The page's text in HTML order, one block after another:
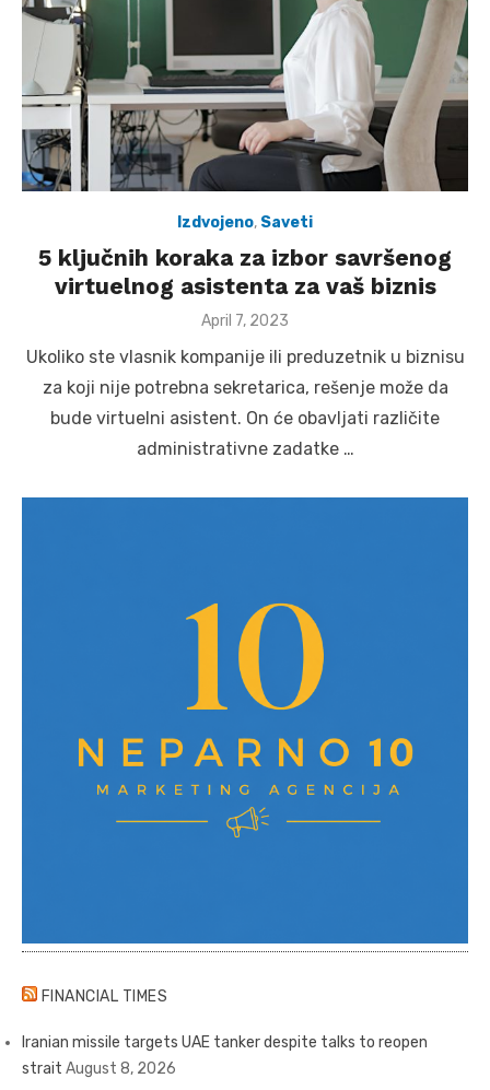
Izdvojeno, Saveti
5 ključnih koraka za izbor savršenog
virtuelnog asistenta za vaš biznis
Posted
April 7, 2023
Ukoliko ste vlasnik kompanije ili preduzetnik u biznisu
za koji nije potrebna sekretarica, rešenje može da
bude virtuelni asistent. On će obavljati različite
administrativne zadatke …
FINANCIAL TIMES
Iranian missile targets UAE tanker despite talks to reopen
strait August 8, 2026